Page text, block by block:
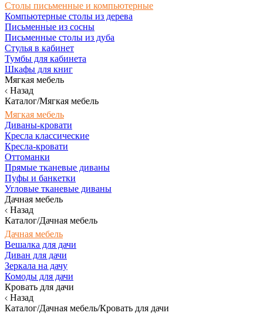
Столы письменные и компьютерные
Компьютерные столы из дерева
Письменные из сосны
Письменные столы из дуба
Стулья в кабинет
Тумбы для кабинета
Шкафы для книг
Мягкая мебель
Назад
Каталог/Мягкая мебель
Мягкая мебель
Диваны-кровати
Кресла классические
Кресла-кровати
Оттоманки
Прямые тканевые диваны
Пуфы и банкетки
Угловые тканевые диваны
Дачная мебель
Назад
Каталог/Дачная мебель
Дачная мебель
Вешалка для дачи
Диван для дачи
Зеркала на дачу
Комоды для дачи
Кровать для дачи
Назад
Каталог/Дачная мебель/Кровать для дачи